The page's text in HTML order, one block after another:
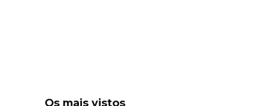
Os mais vistos